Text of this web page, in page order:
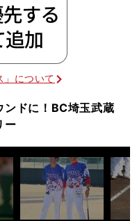
について
ンドに！BC埼玉武蔵
ー